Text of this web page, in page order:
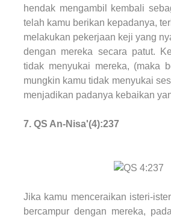
hendak mengambil kembali
telah kamu berikan kepadanya,
melakukan pekerjaan keji yang
dengan mereka secara patut.
tidak menyukai mereka, (maka
mungkin kamu tidak menyukai
menjadikan padanya kebaikan
7. QS An-Nisa'(4):237
Jika kamu menceraikan isteri-
bercampur dengan mereka,